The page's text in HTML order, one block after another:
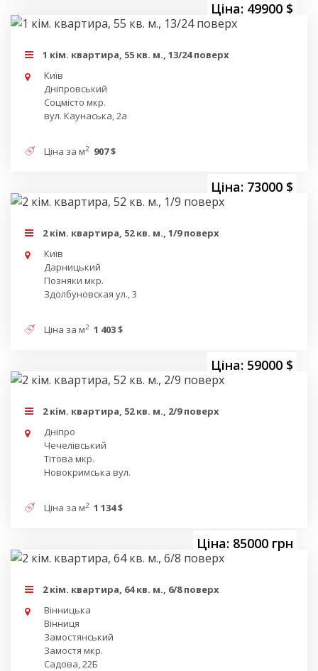
Ціна: 49900 $
1 кім. квартира, 55 кв. м., 13/24 поверх
Київ
Дніпровський
Соцмісто мкр.
вул. Каунаська, 2а
Ціна за м2 907 $
Ціна: 73000 $
2 кім. квартира, 52 кв. м., 1/9 поверх
Київ
Дарницький
Позняки мкр.
Здолбуновская ул., 3
Ціна за м2 1 403 $
Ціна: 59000 $
2 кім. квартира, 52 кв. м., 2/9 поверх
Дніпро
Чечелівський
Тітова мкр.
Новокримська вул.
Ціна за м2 1 134 $
Ціна: 85000 грн
2 кім. квартира, 64 кв. м., 6/8 поверх
Вінницька
Вінниця
Замостянський
Замостя мкр.
Садова, 22Б